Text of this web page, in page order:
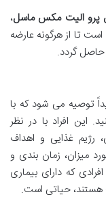
پرو الیت مکس ماسل،
تا از هرگونه عارضه
حاصل گردد.
توصیه می شود که با
این افراد با در نظر
غذایی و اهداف
میزان، زمان بندی و
که دارای بیماری
هستند، حیاتی است.